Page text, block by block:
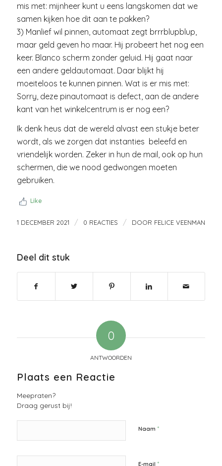
mis met: mijnheer kunt u eens langskomen dat we
samen kijken hoe dit aan te pakken?
3) Manlief wil pinnen, automaat zegt brrrblupblup,
maar geld geven ho maar. Hij probeert het nog een
keer. Blanco scherm zonder geluid. Hij gaat naar
een andere geldautomaat. Daar blijkt hij
moeiteloos te kunnen pinnen. Wat is er mis met:
Sorry, deze pinautomaat is defect, aan de andere
kant van het winkelcentrum is er nog een?
Ik denk heus dat de wereld alvast een stukje beter
wordt, als we zorgen dat instanties beleefd en
vriendelijk worden. Zeker in hun de mail, ook op hun
schermen, die we nood gedwongen moeten
gebruiken.
Like
1 DECEMBER 2021 / 0 REACTIES / DOOR FELICE VEENMAN
Deel dit stuk
0
ANTWOORDEN
Plaats een Reactie
Meepraten?
Draag gerust bij!
Naam *
E-mail *